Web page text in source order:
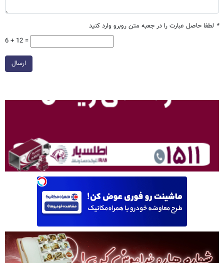
* لطفا حاصل عبارت را در جعبه متن روبرو وارد کنید
6 + 12 =
ارسال